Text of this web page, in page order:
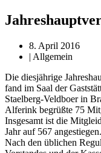
8. April 2016
| Allgemein
Die diesjährige
fand im Saal der
Staelberg-Veldboer in
Alferink begrüßte 75
Insgesamt ist die
Jahr auf 567 angestiegen.
Nach den üblichen